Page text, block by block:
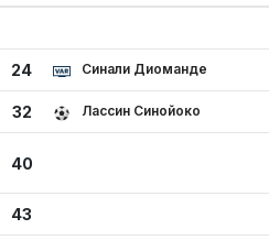
24 Синали Диоманде
32 Лассин Синойоко
40
43